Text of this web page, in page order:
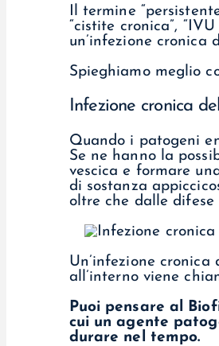
Il termine
“cistite cronica”,
un’infezione cronica
Spieghiamo meglio
Infezione cronica
Quando i patogeni
Se ne hanno la
vescica e formare
di sostanza
oltre che dalle difese
Un’infezione
all’interno viene
Puoi pensare al
cui un agente
durare nel tempo.